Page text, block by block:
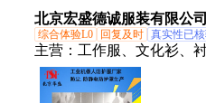
粘剂抗潮湿性能
强
北京宏盛德诚服装有限公司
综合体验L0 回复及时 真实性已
主营： 工作服、文化衫、
做、工装定制、衬衣定做
制polo衫、定做polo衫、